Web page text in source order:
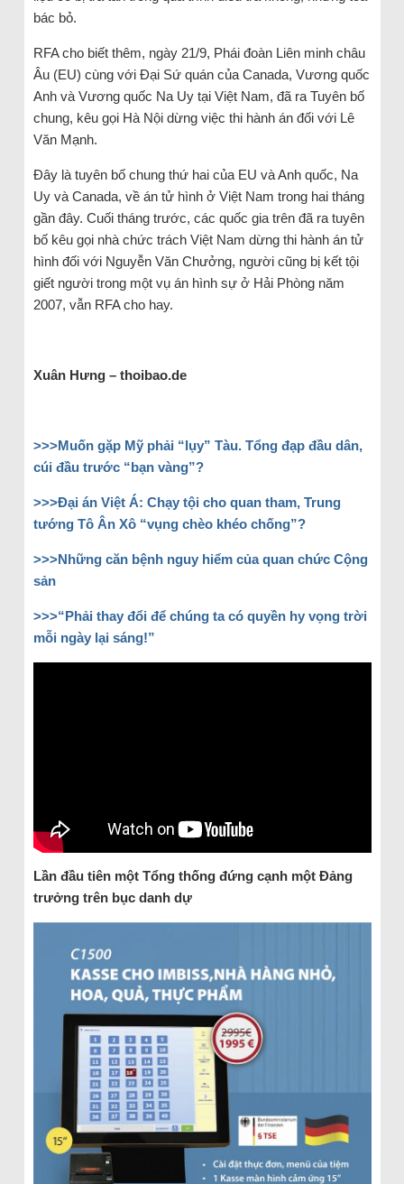
bác bỏ.
RFA cho biết thêm, ngày 21/9, Phái đoàn Liên minh châu
Âu (EU) cùng với Đại Sứ quán của Canada, Vương quốc
Anh và Vương quốc Na Uy tại Việt Nam, đã ra Tuyên bố
chung, kêu gọi Hà Nội dừng việc thi hành án đối với Lê
Văn Mạnh.
Đây là tuyên bố chung thứ hai của EU và Anh quốc, Na
Uy và Canada, về án tử hình ở Việt Nam trong hai tháng
gần đây. Cuối tháng trước, các quốc gia trên đã ra tuyên
bố kêu gọi nhà chức trách Việt Nam dừng thi hành án tử
hình đối với Nguyễn Văn Chưởng, người cũng bị kết tội
giết người trong một vụ án hình sự ở Hải Phòng năm
2007, vẫn RFA cho hay.
Xuân Hưng – thoibao.de
>>>Muốn gặp Mỹ phải “lụy” Tàu. Tổng đạp đầu dân,
cúi đầu trước “bạn vàng”?
>>>Đại án Việt Á: Chạy tội cho quan tham, Trung
tướng Tô Ân Xô “vụng chèo khéo chống”?
>>>Những căn bệnh nguy hiểm của quan chức Cộng
sản
>>>“Phải thay đổi để chúng ta có quyền hy vọng trời
mỗi ngày lại sáng!”
Lần đầu tiên một Tổng thống đứng cạnh một Đảng
trưởng trên bục danh dự